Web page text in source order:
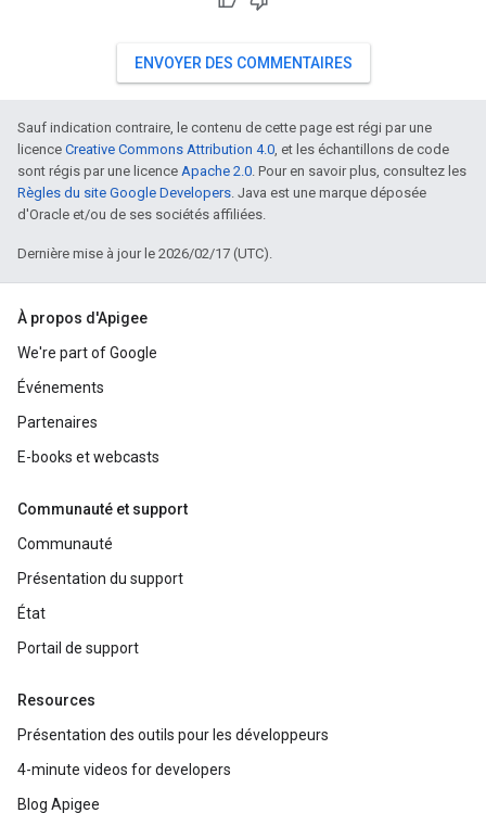
ENVOYER DES COMMENTAIRES
Sauf indication contraire, le contenu de cette page est régi par une
licence Creative Commons Attribution 4.0, et les échantillons de code
sont régis par une licence Apache 2.0. Pour en savoir plus, consultez les
Règles du site Google Developers. Java est une marque déposée
d'Oracle et/ou de ses sociétés affiliées.
Dernière mise à jour le 2026/02/17 (UTC).
À propos d'Apigee
We're part of Google
Événements
Partenaires
E-books et webcasts
Communauté et support
Communauté
Présentation du support
État
Portail de support
Resources
Présentation des outils pour les développeurs
4-minute videos for developers
Blog Apigee